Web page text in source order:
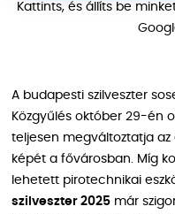
Kattints, és állíts be
A budapesti szilveszter
Közgyűlés október 29-én
teljesen megváltoztatja
képét a fővárosban. Míg
lehetett pirotechnikai
szilveszter 2025 már